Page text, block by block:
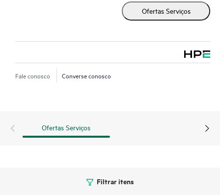
Ofertas Serviços
Fale conosco Converse conosco
Ofertas Serviços
Filtrar itens